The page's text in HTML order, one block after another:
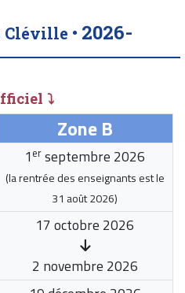
Cléville • 2026-
⤵
Zone B
1 er septembre 2026
(la rentrée des enseignants est le
31 août 2026)
17 octobre 2026
2 novembre 2026